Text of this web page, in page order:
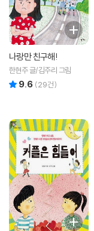
나랑만 친구해!
한현주 글/김주리 그림
9.6 (29건)